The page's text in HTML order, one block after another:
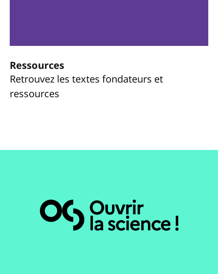
Ressources
Retrouvez les textes fondateurs et
ressources